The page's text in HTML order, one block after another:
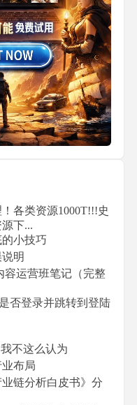
各类资源1000T!!!史
下...
小技巧
明
容运营班笔记（完整
否登录并跳转到登陆
不这么认为
布局
业链分析白皮书》分